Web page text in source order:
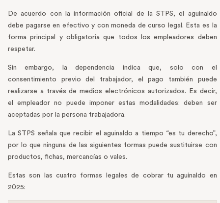
De acuerdo con la información oficial de la STPS, el aguinaldo
debe pagarse en efectivo y con moneda de curso legal. Esta es la
forma principal y obligatoria que todos los empleadores deben
respetar.
Sin embargo, la dependencia indica que, solo con el
consentimiento previo del trabajador, el pago también puede
realizarse a través de medios electrónicos autorizados. Es decir,
el empleador no puede imponer estas modalidades: deben ser
aceptadas por la persona trabajadora.
La STPS señala que recibir el aguinaldo a tiempo “es tu derecho”,
por lo que ninguna de las siguientes formas puede sustituirse con
productos, fichas, mercancías o vales.
Estas son las cuatro formas legales de cobrar tu aguinaldo en
2025: